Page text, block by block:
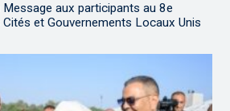
aux participants au 8e
et Gouvernements Locaux Unis